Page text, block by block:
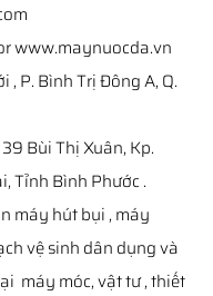
www.maynuocda.vn
, P. Bình Trị Đông A, Q.
39 Bùi Thị Xuân, Kp.
Tỉnh Bình Phước .
máy hút bụi , máy
vệ sinh dân dụng và
máy móc, vật tư , thiết